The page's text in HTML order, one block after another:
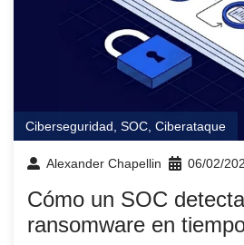
Ciberseguridad SOC Ciberataque
Alexander Chapellin 06/02/
Cómo un SOC
ransomware en